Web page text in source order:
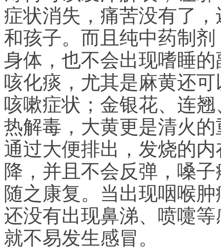
症状消失，痛苦没有了
和孩子。而且纯中药制
身体，也不会出现嗜睡
咳化痰，尤其是麻黄还
咳嗽症状；金银花、连
热解毒，大黄更是清火
通过大便排出，发烧的
降，并且不会反弹，嗓
随之康复。当出现咽喉
还没有出现鼻涕、喷嚏
就不易发生感冒。